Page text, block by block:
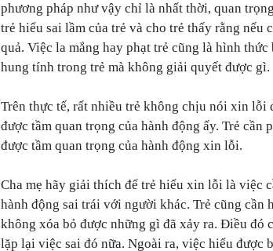
phương pháp như vậy chỉ là nhất thời, quan
trẻ hiểu sai lầm của trẻ và cho trẻ thấy rằng nếu
quả. Việc la mắng hay phạt trẻ cũng là hình
hung tính trong trẻ mà không giải quyết được gì.
Trên thực tế, rất nhiều trẻ không chịu nói xin
được tầm quan trọng của hành động ấy. Trẻ cần
được tầm quan trọng của hành động xin lỗi.
Cha mẹ hãy giải thích để trẻ hiểu xin lỗi là việc
hành động sai trái với người khác. Trẻ cũng cần
không xóa bỏ được những gì đã xảy ra. Điều đó
lặp lại việc sai đó nữa. Ngoài ra, việc hiểu được